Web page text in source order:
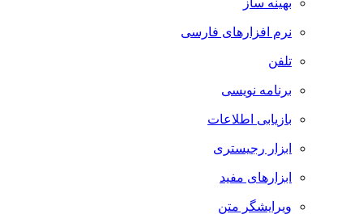
بهینه ساز
نرم افزارهای فارسی
تلفن
برنامه نویسی
بازیابی اطلاعات
ابزار رجیستری
ابزارهای مفید
ویرایشگر متن